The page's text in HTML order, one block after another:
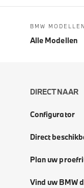
BMW MODELLEN
Alle Modellen
DIRECT NAAR
Configurator
Direct
Plan uw
Vind uw BMW